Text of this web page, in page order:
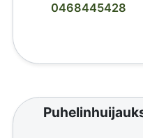
0468445428